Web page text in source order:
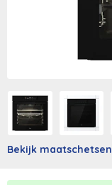
Bekijk maatschetsen